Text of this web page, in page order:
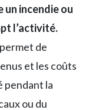
un incendie ou
l’activité.
de
et les coûts
pendant la
ou du